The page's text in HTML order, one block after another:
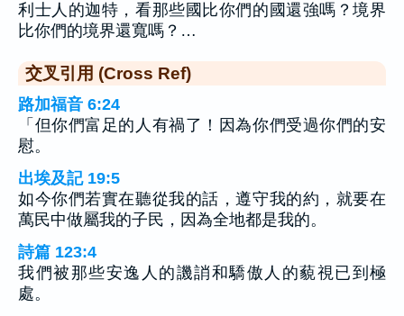
利士人的迦特，看那些國比你們的國還強嗎？境界
比你們的境界還寬嗎？…
交叉引用 (Cross Ref)
路加福音 6:24
「但你們富足的人有禍了！因為你們受過你們的安
慰。
出埃及記 19:5
如今你們若實在聽從我的話，遵守我的約，就要在
萬民中做屬我的子民，因為全地都是我的。
詩篇 123:4
我們被那些安逸人的譏誚和驕傲人的藐視已到極
處。